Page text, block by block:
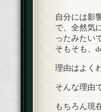
自分には影
で、全然気
ったみたい
そもそも、
理由はよく
そんな理由
もちろん現